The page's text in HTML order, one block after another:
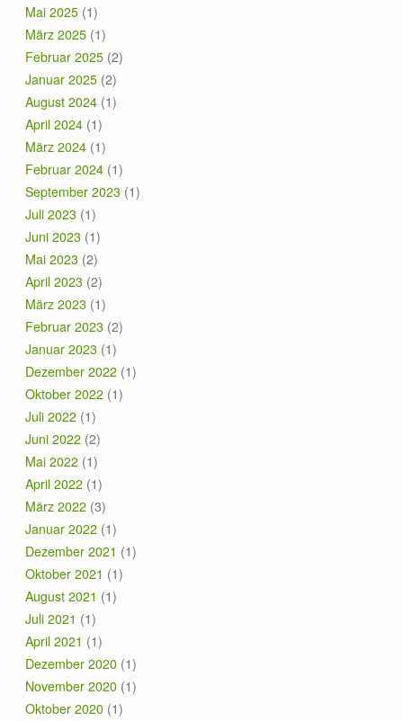
Mai 2025 (1)
März 2025 (1)
Februar 2025 (2)
Januar 2025 (2)
August 2024 (1)
April 2024 (1)
März 2024 (1)
Februar 2024 (1)
September 2023 (1)
Juli 2023 (1)
Juni 2023 (1)
Mai 2023 (2)
April 2023 (2)
März 2023 (1)
Februar 2023 (2)
Januar 2023 (1)
Dezember 2022 (1)
Oktober 2022 (1)
Juli 2022 (1)
Juni 2022 (2)
Mai 2022 (1)
April 2022 (1)
März 2022 (3)
Januar 2022 (1)
Dezember 2021 (1)
Oktober 2021 (1)
August 2021 (1)
Juli 2021 (1)
April 2021 (1)
Dezember 2020 (1)
November 2020 (1)
Oktober 2020 (1)